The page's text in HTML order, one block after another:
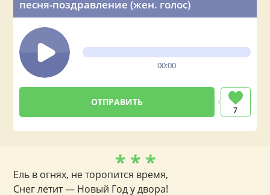
песня-поздравление (жен. голос)
00:00
7
* * *
Ель в огнях, не торопится время,
Снег летит — Новый Год у двора!